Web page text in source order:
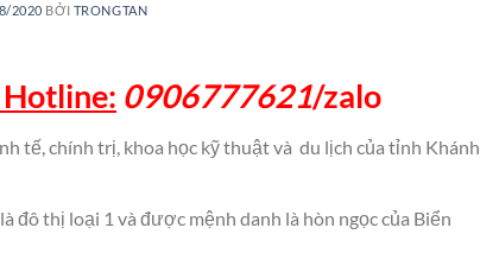
2020 BỞI TRONGTAN
Hotline: 0906777621/zalo
tế, chính trị, khoa học kỹ thuật và du lịch của tỉnh Khánh
đô thị loại 1 và được mệnh danh là hòn ngọc của Biển